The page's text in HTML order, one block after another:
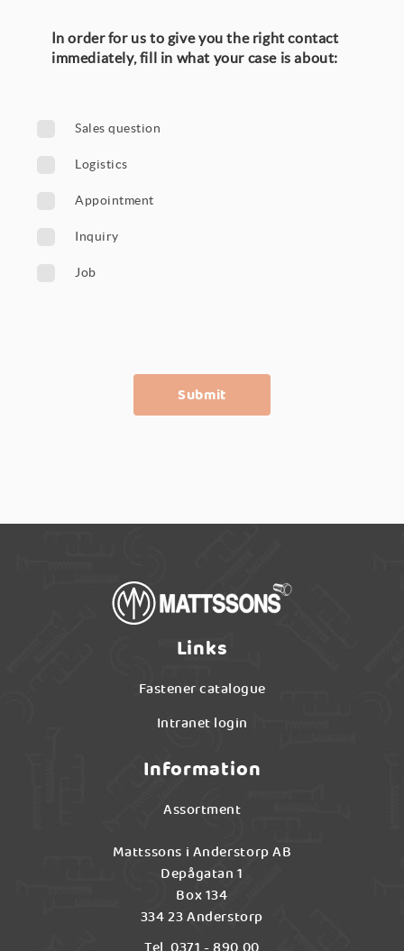
In order for us to give you the right contact
immediately, fill in what your case is about:
Sales question
Logistics
Appointment
Inquiry
Job
Links
Fastener catalogue
Intranet login
Information
Assortment
Mattssons i Anderstorp AB
Depågatan 1
Box 134
334 23 Anderstorp